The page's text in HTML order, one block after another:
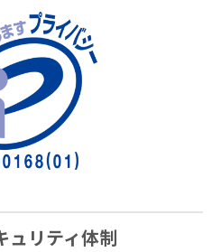
ュリティ体制